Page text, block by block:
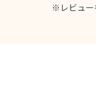
※レビュー